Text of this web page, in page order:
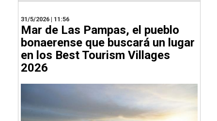
31/5/2026 | 11:56
Mar de Las Pampas, el pueblo
bonaerense que buscará un lugar
en los Best Tourism Villages
2026